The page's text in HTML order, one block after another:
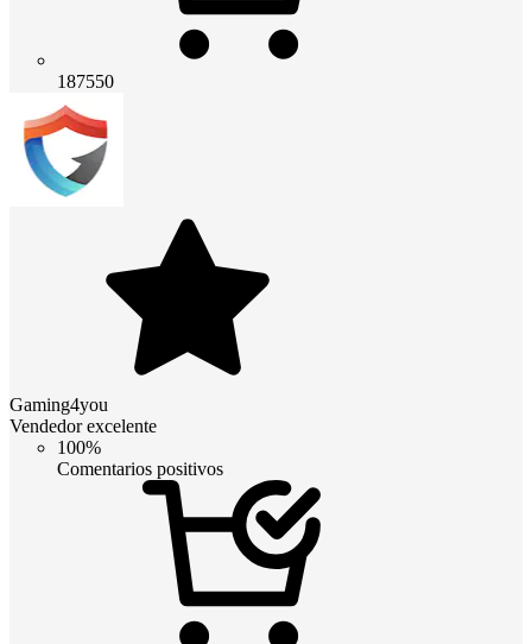
187550
Gaming4you
Vendedor excelente
100%
Comentarios positivos